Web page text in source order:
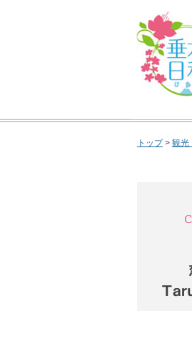
垂水日和
トップ> 観光